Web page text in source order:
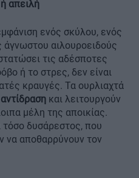
απειλή
ενός σκύλου, ενός
αιλουροειδούς
τις αδέσποτες
ή το στρες, δεν είναι
κραυγές. Τα ουρλιαχτά
και λειτουργούν
μέλη της αποικίας.
τόσο δυσάρεστος, που
να αποθαρρύνουν τον